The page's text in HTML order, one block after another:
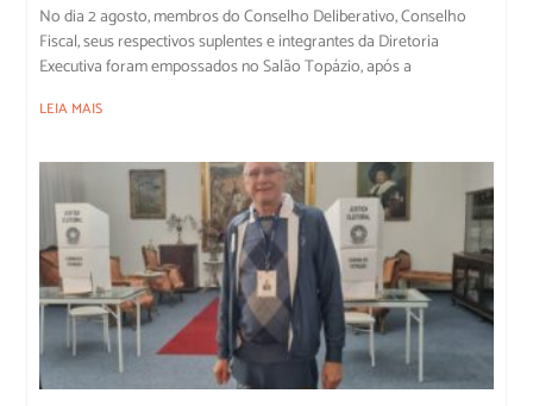
No dia 2 agosto, membros do Conselho Deliberativo, Conselho
Fiscal, seus respectivos suplentes e integrantes da Diretoria
Executiva foram empossados no Salão Topázio, após a
LEIA MAIS